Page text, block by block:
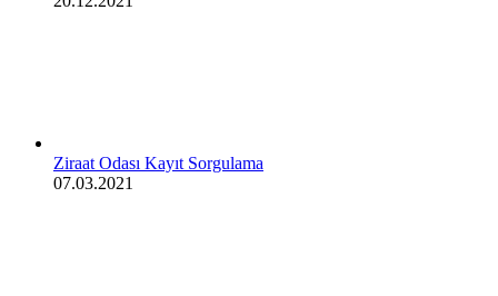
Ziraat Odası Kayıt Sorgulama
07.03.2021